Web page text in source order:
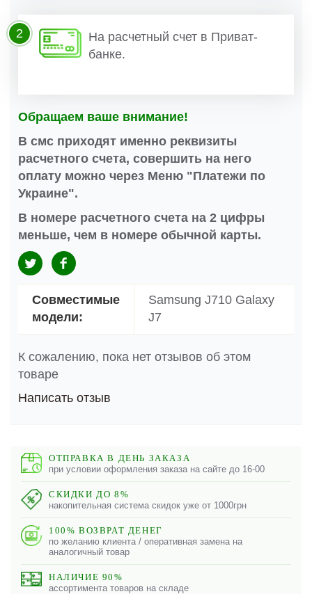
На расчетный счет в Приват-
банке.
2
Обращаем ваше внимание!
В смс приходят именно реквизиты
расчетного счета, совершить на него
оплату можно через Меню "Платежи по
Украине".
В номере расчетного счета на 2 цифры
меньше, чем в номере обычной карты.
Совместимые
модели:
Samsung J710 Galaxy
J7
К сожалению, пока нет отзывов об этом
товаре
Написать отзыв
ОТПРАВКА В ДЕНЬ ЗАКАЗА
при условии оформления заказа на сайте до 16-00
СКИДКИ ДО 8%
накопительная система скидок уже от 1000грн
100% ВОЗВРАТ ДЕНЕГ
по желанию клиента / оперативная замена на
аналогичный товар
НАЛИЧИЕ 90%
ассортимента товаров на складе